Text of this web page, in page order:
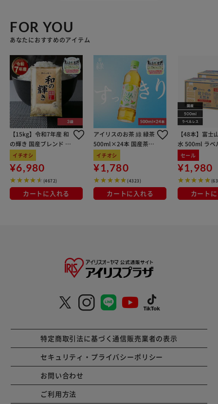
FOR YOU
あなたにおすすめのアイテム
【15kg】令和7年産 和
の輝き 国産ブレンド 5
kg×3袋
イチオシ
¥6,980
(4672)
カートに入れる
アイリスのお茶 綠 緑茶
500ml×24本 国産茶葉
100％使用
イチオシ
¥1,780
(4323)
カートに入れる
【48本】富士
水 500ml ラベ
セール
¥1,980
カート
特定商取引法に基づく通信販売業者の表示
セキュリティ・プライバシーポリシー
お問い合わせ
ご利用方法